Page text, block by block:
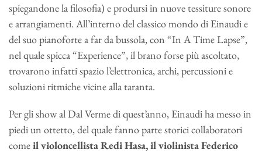
spiegandone la filosofia) e prodursi in nuove tessiture sonore
e arrangiamenti. All’interno del classico mondo di Einaudi e
del suo pianoforte a far da bussola, con “In A Time Lapse”,
nel quale spicca “Experience”, il brano forse più ascoltato,
trovarono infatti spazio l’elettronica, archi, percussioni e
soluzioni ritmiche vicine alla taranta.
Per gli show al Dal Verme di quest’anno, Einaudi ha messo in
piedi un ottetto, del quale fanno parte storici collaboratori
comeil violoncellista Redi Hasa, il violinista Federico